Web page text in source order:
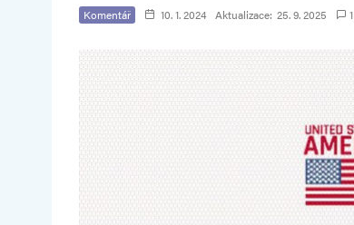
Komentář 10. 1. 2024 Aktualizace: 25. 9. 2025 1